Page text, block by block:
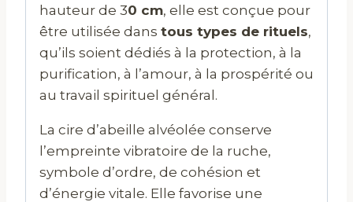
hauteur de 30 cm, elle est conçue pour
être utilisée dans tous types de rituels,
qu’ils soient dédiés à la protection, à la
purification, à l’amour, à la prospérité ou
au travail spirituel général.
La cire d’abeille alvéolée conserve
l’empreinte vibratoire de la ruche,
symbole d’ordre, de cohésion et
d’énergie vitale. Elle favorise une